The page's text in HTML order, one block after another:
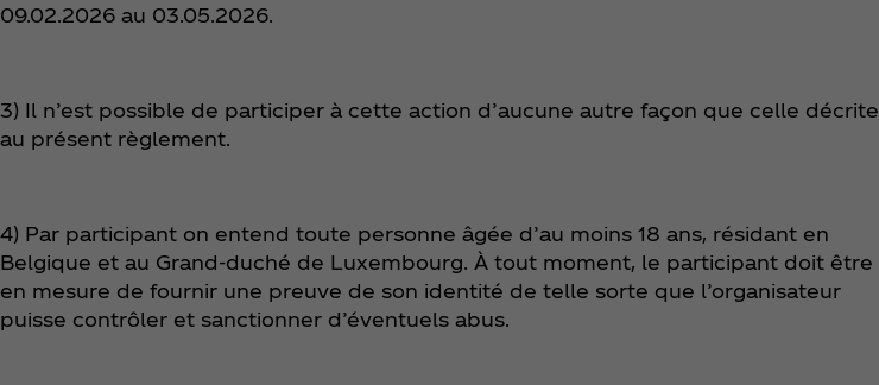
09.02.2026 au 03.05.2026.
3) Il n’est possible de participer à cette action d’aucune autre façon que celle décrite
au présent règlement.
4) Par participant on entend toute personne âgée d’au moins 18 ans, résidant en
Belgique et au Grand-duché de Luxembourg. À tout moment, le participant doit être
en mesure de fournir une preuve de son identité de telle sorte que l’organisateur
puisse contrôler et sanctionner d’éventuels abus.